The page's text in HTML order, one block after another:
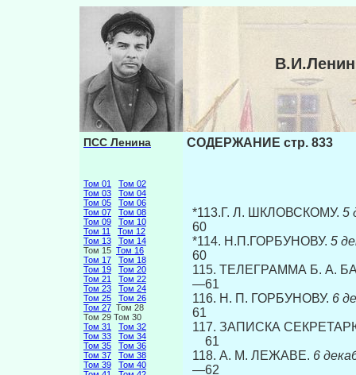
ПСС Ленина
Том 01
Том 02
Том 03
Том 04
Том 05
Том 06
Том 07
Том 08
Том 09
Том 10
Том 11
Том 12
Том 13
Том 14
Том 15 Том 16
Том 17
Том 18
Том 19
Том 20
Том 21
Том 22
Том 23
Том 24
Том 25
Том 26
Том 27 Том 28
Том 29 Том 30
Том 31
Том 32
Том 33
Том 34
Том 35
Том 36
Том 37
Том 38
Том 39
Том 40
СОДЕРЖАНИЕ стр. 833
*113.Г. Л. ШКЛОВСКОМУ. 5
60
*114. Н.П.ГОРБУНОВУ. 5
60
115. ТЕЛЕГРАММА Б. А.
—61
116. Н. П. ГОРБУНОВУ. 6
61
117. ЗАПИСКА
61
118. А. М. ЛЕЖАВЕ. 6
—62